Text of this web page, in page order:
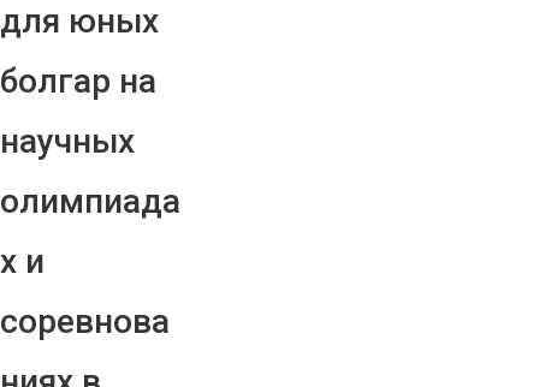
для юных
болгар на
научных
олимпиада
х и
соревнова